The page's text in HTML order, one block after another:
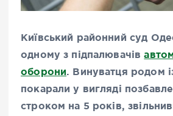
Київський районний суд
одному з підпалювачів
оборони. Винуватця родом
покаралиу вигляді
строком на 5 років,